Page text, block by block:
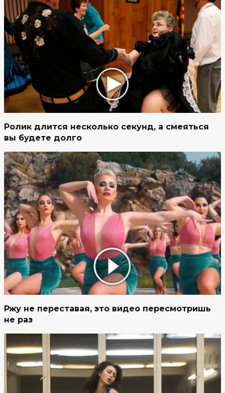
Ролик длится несколько секунд, а смеяться
вы будете долго
Ржу не переставая, это видео пересмотришь
не раз